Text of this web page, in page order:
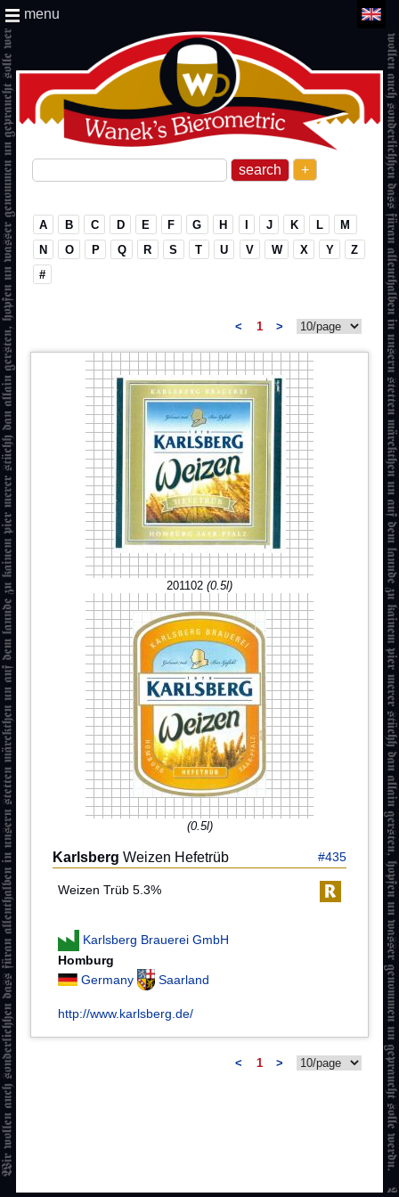
+
menu
A B C D E F G H I J K L
M
N
O P Q R S T U V W X Y
Z
#
< 1 >
201102 (0.5l)
(0.5l)
Karlsberg Weizen Hefetrüb #435
Weizen Trüb 5.3%
Karlsberg Brauerei GmbH
Homburg
Germany
Saarland
http://www.karlsberg.de/
< 1 >